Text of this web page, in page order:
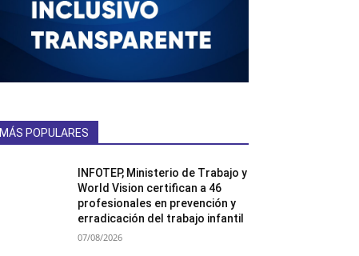
MÁS POPULARES
INFOTEP, Ministerio de Trabajo y
World Vision certifican a 46
profesionales en prevención y
erradicación del trabajo infantil
07/08/2026